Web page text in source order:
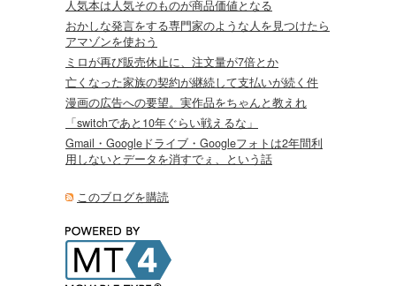
人気本は人気そのものが商品価値となる
おかしな発言をする専門家のような人を見つけたら
アマゾンを使おう
ミロが再び販売休止に、注文量が7倍とか
亡くなった家族の契約が継続して支払いが続く件
漫画の広告への要望。実作品をちゃんと教えれ
「switchであと10年ぐらい戦えるな」
Gmail・Googleドライブ・Googleフォトは2年間利
用しないとデータを消すでぇ、という話
このブログを購読